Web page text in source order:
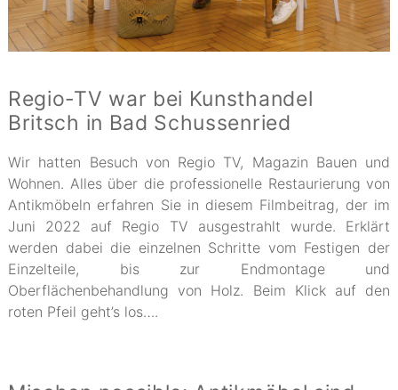
Regio-TV war bei Kunsthandel
Britsch in Bad Schussenried
Wir hatten Besuch von Regio TV, Magazin Bauen und
Wohnen. Alles über die professionelle Restaurierung von
Antikmöbeln erfahren Sie in diesem Filmbeitrag, der im
Juni 2022 auf Regio TV ausgestrahlt wurde. Erklärt
werden dabei die einzelnen Schritte vom Festigen der
Einzelteile, bis zur Endmontage und
Oberflächenbehandlung von Holz. Beim Klick auf den
roten Pfeil geht’s los….